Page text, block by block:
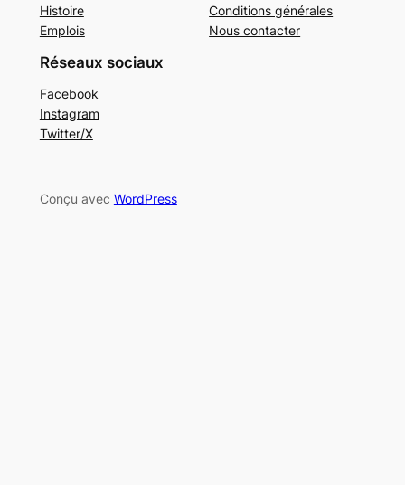
Histoire
Emplois
Conditions générales
Nous contacter
Réseaux sociaux
Facebook
Instagram
Twitter/X
Conçu avec WordPress